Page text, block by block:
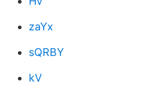
zaYx
sQRBY
kV